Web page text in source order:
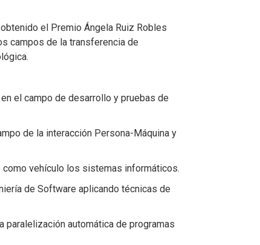
el Premio Ángela Ruiz Robles
campos de la transferencia de
el campo de desarrollo y pruebas de
de la interacción Persona-Máquina y
vehículo los sistemas informáticos.
de Software aplicando técnicas de
automática de programas